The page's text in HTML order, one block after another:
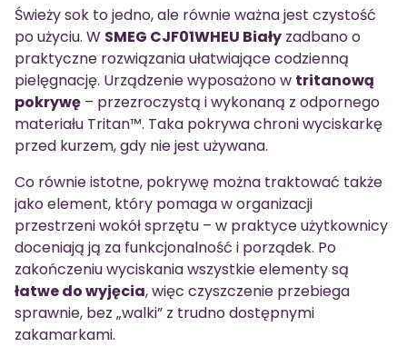
Świeży sok to jedno, ale równie ważna jest czystość
po użyciu. W SMEG CJF01WHEU Biały zadbano o
praktyczne rozwiązania ułatwiające codzienną
pielęgnację. Urządzenie wyposażono w tritanową
pokrywę – przezroczystą i wykonaną z odpornego
materiału Tritan™. Taka pokrywa chroni wyciskarkę
przed kurzem, gdy nie jest używana.
Co równie istotne, pokrywę można traktować także
jako element, który pomaga w organizacji
przestrzeni wokół sprzętu – w praktyce użytkownicy
doceniają ją za funkcjonalność i porządek. Po
zakończeniu wyciskania wszystkie elementy są
łatwe do wyjęcia, więc czyszczenie przebiega
sprawnie, bez „walki” z trudno dostępnymi
zakamarkami.